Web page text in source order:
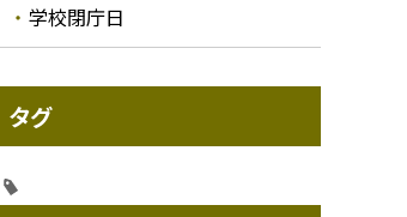
学校閉庁日
タグ